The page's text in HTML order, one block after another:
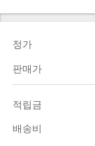
정가
판매가
적립금
배송비